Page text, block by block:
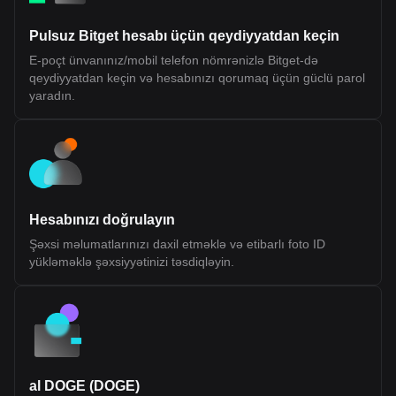
depend on developer adoption, performance under scale, and
Tokenomics Fluent (BLEND) Token Allocation The BLEND token
is the native utility token of the Fluent Network, a Layer 2 built on
Ethereum. It is designed to support network participation, staking,
rights to profits, dividends, or governance over any legal entity. Its
value and utility are tied to usage within the Fluent ecosystem.
Token Details Token Ticker: BLEND Blockchain: Ethereum (Layer
supply) Token Distribution Ecosystem Growth (40.0%): Largest
expansion. 25% unlocked at TGE, remainder vested over 36
months Investors (22.5%): Allocated to early backers, subject to
Foundation (10.0%): Supports long-term development and
operations, partially unlocked at TGE with vesting schedule NFT
Sale (1.77%) and Echo Sale (2.5%): Allocations tied to prior
community sales with partial unlocks and vesting Public Sale
participants) Airdrop (0.71%): Distributed to early community
members and users Market Making and Exchange Fees (~1.5%
Pulsuz Bitget hesabı üçün qeydiyyatdan keçin
E-poçt ünvanınız/mobil telefon nömrənizlə Bitget-də
qeydiyyatdan keçin və hesabınızı qorumaq üçün güclü parol
yaradın.
Hesabınızı doğrulayın
Şəxsi məlumatlarınızı daxil etməklə və etibarlı foto ID
yükləməklə şəxsiyyətinizi təsdiqləyin.
al DOGE (DOGE)